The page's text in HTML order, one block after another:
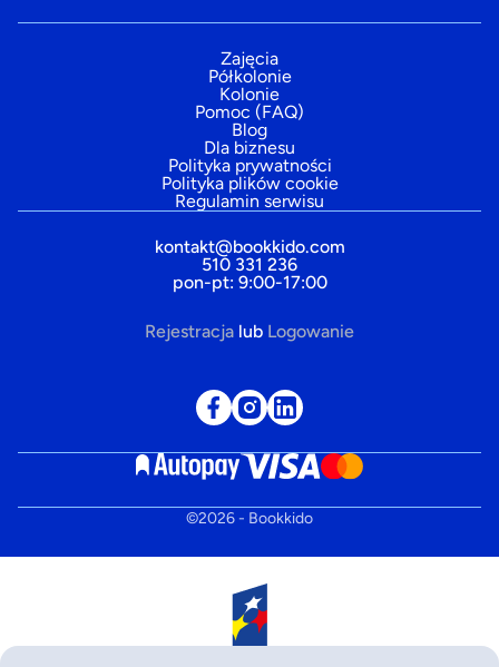
Zajęcia
Półkolonie
Kolonie
Pomoc (FAQ)
Blog
Dla biznesu
Polityka prywatności
Polityka plików cookie
Regulamin serwisu
kontakt@bookkido.com
510 331 236
pon-pt: 9:00-17:00
Rejestracja lub Logowanie
©2026- Bookkido